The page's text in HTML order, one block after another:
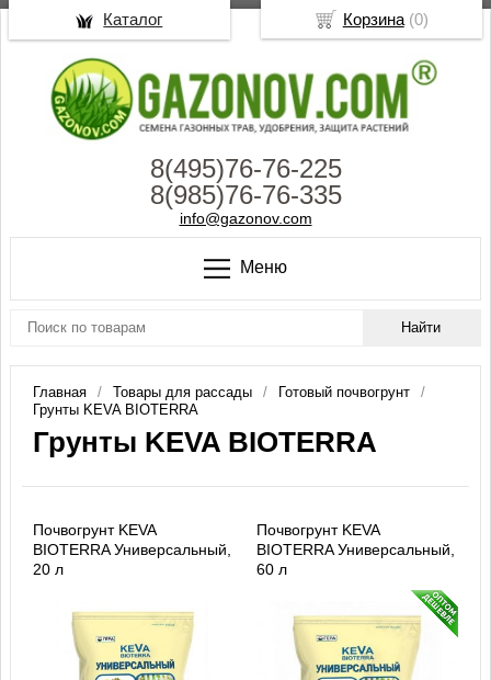
8(495)76-76-225
8(985)76-76-335
info@gazonov.com
Меню
Главная Товары для рассады
Готовый почвогрунт
Грунты KEVA BIOTERRA
Грунты KEVA BIOTERRA
Почвогрунт KEVA
BIOTERRA Универсальный,
20 л
Почвогрунт KEVA
BIOTERRA Универсальный,
60 л
Корзина(0)
Каталог